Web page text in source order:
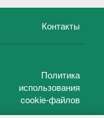
Контакты
Политика
использования
cookie-файлов